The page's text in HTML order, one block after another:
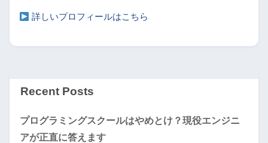
詳しいプロフィールはこちら
Recent Posts
プログラミングスクールはやめとけ？現役エンジニ
アが正直に答えます